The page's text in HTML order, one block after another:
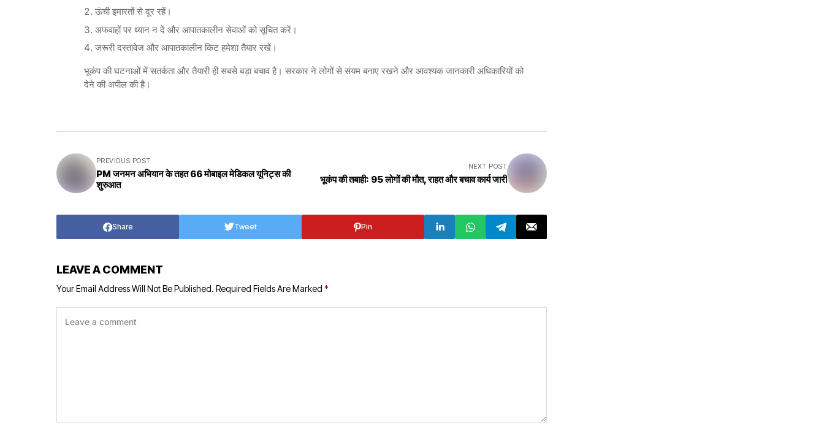
ऊंची इमारतों से दूर रहें।
अफवाहों पर ध्यान न दें और आपातकालीन सेवाओं को सूचित करें।
जरूरी दस्तावेज और आपातकालीन किट हमेशा तैयार रखें।
भूकंप की घटनाओं में सतर्कता और तैयारी ही सबसे बड़ा बचाव है। सरकार ने लोगों से संयम बनाए रखने और आवश्यक जानकारी अधिकारियों को
देने की अपील की है।
PREVIOUS POST
PM जनमन अभियान के तहत 66 मोबाइल मेडिकल यूनिट्स की
शुरुआत
NEXT POST
भूकंप की तबाही: 95 लोगों की मौत, राहत और बचाव कार्य जारी
Share Tweet Pin
LEAVE A COMMENT
Your Email Address Will Not Be Published. Required Fields Are Marked *